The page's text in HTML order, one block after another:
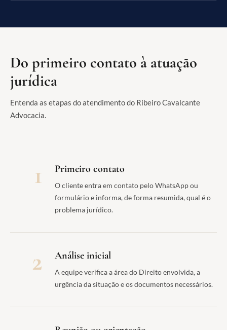
Do primeiro contato à atuação
jurídica
Entenda as etapas do atendimento do Ribeiro Cavalcante
Advocacia.
1 Primeiro contato
O cliente entra em contato pelo WhatsApp ou
formulário e informa, de forma resumida, qual é o
problema jurídico.
2 Análise inicial
A equipe verifica a área do Direito envolvida, a
urgência da situação e os documentos necessários.